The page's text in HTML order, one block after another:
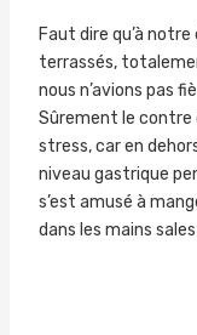
Faut dire qu’à
terrassés,
nous n’avions pas
Sûrement le contre
stress, car en
niveau gastrique
s’est amusé à
dans les mains